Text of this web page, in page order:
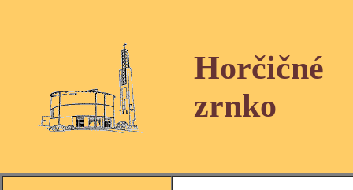
Horčičné
zrnko